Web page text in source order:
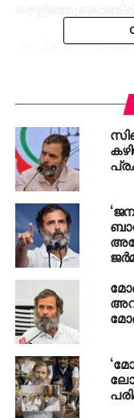
മുന്നിലുള്ള
അതുകൊണ്ട് തന്നെ
സംഘപരിവാര്‍
ആരംഭിച്ചിരുന്നു.
അവര്‍ തന്ത്രപൂര്‍വ്വം
അറിയാതെയോ
മതേതരവാദികളും
രാഹുല്‍ ഒന്നിനും
സംഘപരിവാര്‍
എല്ലാത്തിനും
പ്രചാരണത്തില്‍
അധികാരത്തിലേറ്റി.
എന്നാല്‍ നാല്